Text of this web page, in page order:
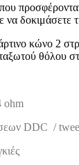
δοκιμάσετε
κώνο 2
θόλου
ohm
DDC /